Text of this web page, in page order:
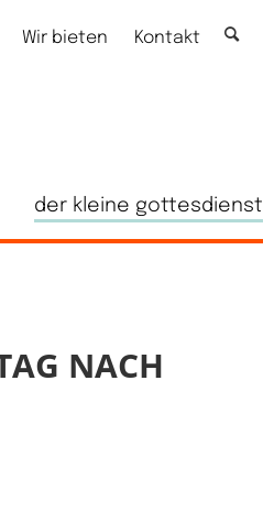
Wir bieten Kontakt
der kleine gottesdienst
NACH